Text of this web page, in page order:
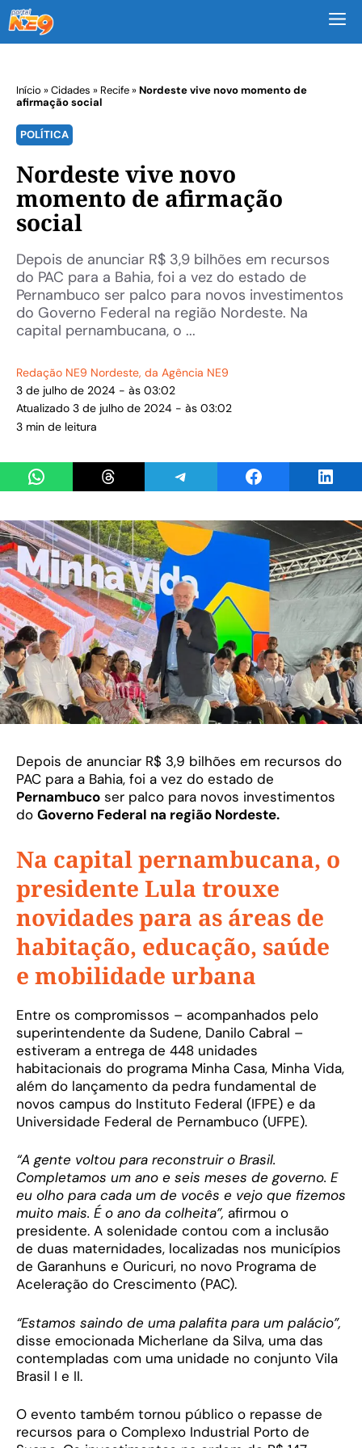
Início »Cidades » Recife»Nordeste vive novo momento de
afirmação social
POLÍTICA
Nordeste vive novo
momento de afirmação
social
Depois de anunciar R$ 3,9 bilhões em recursos
do PAC para a Bahia, foi a vez do estado de
Pernambuco ser palco para novos investimentos
do Governo Federal na região Nordeste. Na
capital pernambucana, o ...
Redação NE9 Nordeste, da Agência NE9
3 de julho de 2024 - às 03:02
Atualizado 3 de julho de 2024 - às 03:02
3 min de leitura
Share on WhatsAppShare on ThreadsShare on TelegramShare on Facebook
Depois de anunciar R$ 3,9 bilhões em recursos do
PAC para a Bahia, foi a vez do estado de
Pernambuco ser palco para novos investimentos
do Governo Federal na região Nordeste.
Na capital pernambucana, o
presidente Lula trouxe
novidades para as áreas de
habitação, educação, saúde
e mobilidade urbana
Entre os compromissos – acompanhados pelo
superintendente da Sudene, Danilo Cabral –
estiveram a entrega de 448 unidades
habitacionais do programa Minha Casa, Minha Vida,
além do lançamento da pedra fundamental de
novos campus do Instituto Federal (IFPE) e da
Universidade Federal de Pernambuco (UFPE).
“A gente voltou para reconstruir o Brasil.
Completamos um ano e seis meses de governo. E
eu olho para cada um de vocês e vejo que fizemos
muito mais. É o ano da colheita”, afirmou o
presidente. A solenidade contou com a inclusão
de duas maternidades, localizadas nos municípios
de Garanhuns e Ouricuri, no novo Programa de
Aceleração do Crescimento (PAC).
“Estamos saindo de uma palafita para um palácio”,
disse emocionada Micherlane da Silva, uma das
contempladas com uma unidade no conjunto Vila
Brasil I e II.
O evento também tornou público o repasse de
recursos para o Complexo Industrial Porto de